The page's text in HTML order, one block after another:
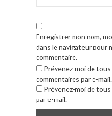
Enregistrer mon nom,
dans le navigateur pour
commentaire.
Prévenez-moi de
commentaires par e-mail.
Prévenez-moi de
par e-mail.